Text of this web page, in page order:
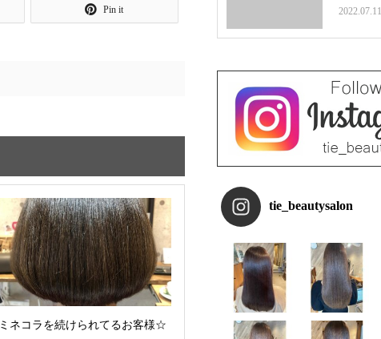
Pin it
ミネコラを続けられてるお客様☆
2022.07.11
tie_beautysalon